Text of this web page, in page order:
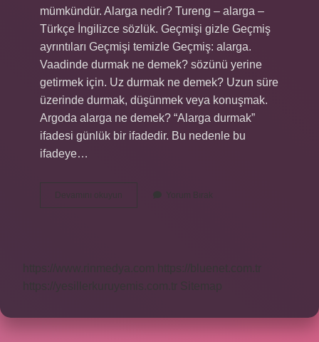
mümkündür. Alarga nedir? Tureng – alarga –
Türkçe İngilizce sözlük. Geçmişi gizle Geçmiş
ayrıntıları Geçmişi temizle Geçmiş: alarga.
Vaadinde durmak ne demek? sözünü yerine
getirmek için. Uz durmak ne demek? Uzun süre
üzerinde durmak, düşünmek veya konuşmak.
Argoda alarga ne demek? “Alarga durmak”
ifadesi günlük bir ifadedir. Bu nedenle bu
ifadeye…
Devamını okuyun
Alargada
Durmak
Yorum Bırak
https://www.rinmedya.com
https://bluenet.com.tr
https://yesillerkuruyemis.com.tr Sitemap